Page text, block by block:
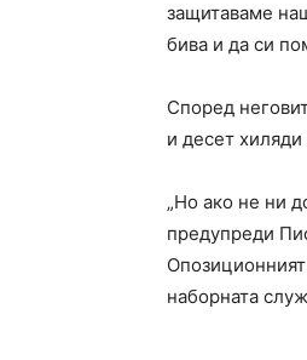
защитаваме
бива и да си
Според
и десет
„Но ако не ни
предупреди
наборната